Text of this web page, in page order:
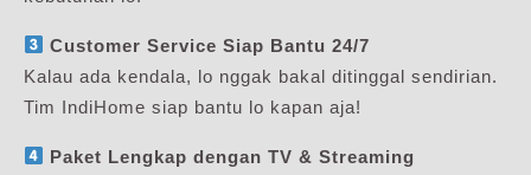
Customer Service Siap Bantu 24/7
Kalau ada kendala, lo nggak bakal ditinggal sendirian.
Tim IndiHome siap bantu lo kapan aja!
Paket Lengkap dengan TV & Streaming